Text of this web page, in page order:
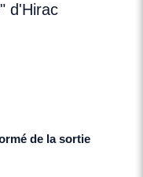
d'Hirac
de la sortie